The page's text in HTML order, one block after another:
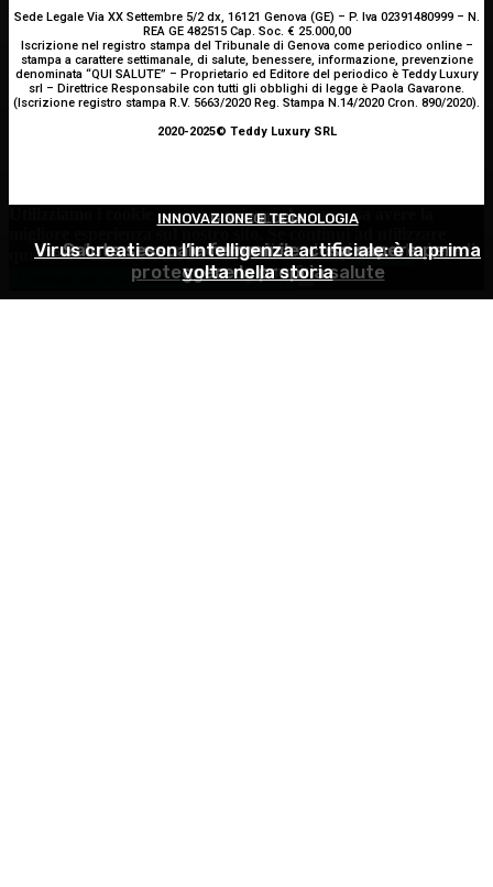
ATTUALITÀ
Estate e zanzare: come difendersi e quali rimedi
scegliere?
GINECOLOGIA
Salute sessuale femminile: cosa sapere per
proteggere la propria salute
INNOVAZIONE E TECNOLOGIA
Virus creati con l’intelligenza artificiale: è la prima
volta nella storia
Sede Legale Via XX Settembre 5/2 dx, 16121 Genova (GE) – P. Iva 02391480999 – N.
REA GE 482515 Cap. Soc. € 25.000,00
Iscrizione nel registro stampa del Tribunale di Genova come periodico online –
stampa a carattere settimanale, di salute, benessere, informazione, prevenzione
denominata “QUI SALUTE” – Proprietario ed Editore del periodico è Teddy Luxury
srl – Direttrice Responsabile con tutti gli obblighi di legge è Paola Gavarone.
(Iscrizione registro stampa R.V. 5663/2020 Reg. Stampa N.14/2020 Cron. 890/2020).
2020-2025© Teddy Luxury SRL
Utilizziamo i cookie per essere sicuri che tu possa avere la
questo sito noi constatiamo che tu ne sia felice. Accetto
Continua senza accettare
Privacy policy